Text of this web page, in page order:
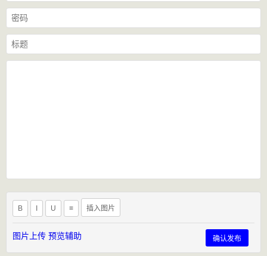
B U ≡ 插入图片
图片上传 预览辅助 确认发布